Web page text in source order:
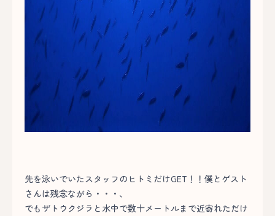
先を泳いでいたスタッフのヒトミだけGET！！僕とゲスト
さんは残念ながら・・・、
でもザトウクジラと水中で数十メートルまで近寄れただけ